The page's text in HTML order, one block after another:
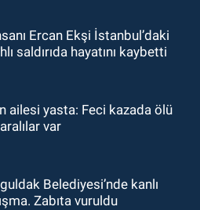
Yangın korkuttu: 3 katlı evin
Filyos’ta 2 kişiyi dalgalar
Ercan Ekşi İstanbul’daki
saldırıda hayatını kaybetti
ailesi yasta: Feci kazada ölü
var
Belediyesi’nde kanlı
Zabıta vuruldu